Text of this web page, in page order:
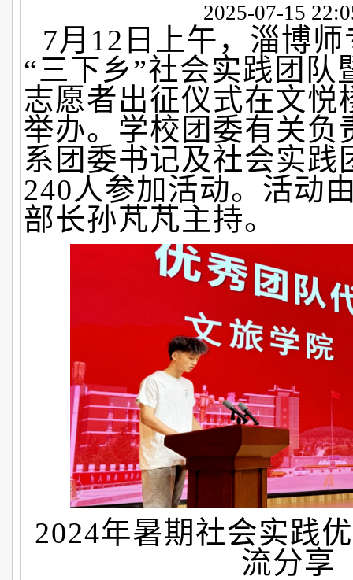
2025-07-15
7月12日上午，淄博
“三下乡”社会实践团队
志愿者出征仪式在文悦
举办。学校团委有关负
系团委书记及社会实践
240人参加活动。活动
部长孙芃芃主持。
2024年暑期社会实践
流分享